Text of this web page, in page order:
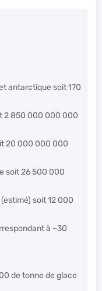
antarctique soit 170
2 850 000 000 000
20 000 000 000
soit 26 500 000
soit 12 000
à ~30
de tonne de glace